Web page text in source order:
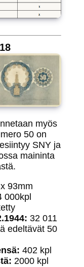
myös
50 on
SNY ja
maininta
93mm
000kpl
32 011
edeltävät 50
402 kpl
2000 kpl